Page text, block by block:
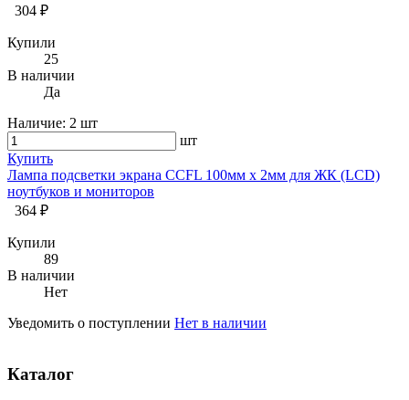
304 ₽
Купили
25
В наличии
Да
Наличие: 2 шт
шт
Купить
Лампа подсветки экрана CCFL 100мм х 2мм для ЖК (LCD)
ноутбуков и мониторов
364 ₽
Купили
89
В наличии
Нет
Уведомить о поступлении Нет в наличии
Каталог